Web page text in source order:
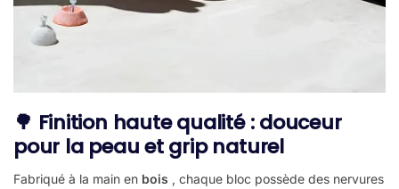
🌳 Finition haute qualité : douceur
pour la peau et grip naturel
Fabriqué à la main en bois , chaque bloc possède des nervures